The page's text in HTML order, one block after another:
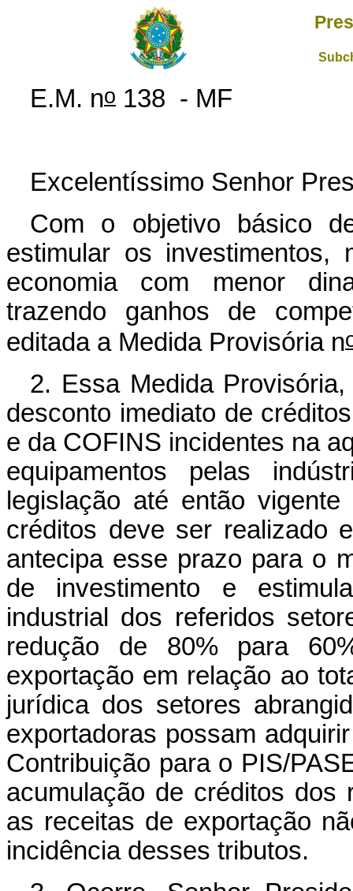
E.M. no 138 - MF
Excelentíssimo Senhor
Com o objetivo básico
estimular os investimentos,
economia com menor
trazendo ganhos de
editada a Medida Provisória n
2. Essa Medida
desconto imediato de
e da COFINS incidentes na
equipamentos pelas
legislação até então
créditos deve ser realizado
antecipa esse prazo para o
de investimento e
industrial dos referidos
redução de 80% para
exportação em relação ao
jurídica dos setores
exportadoras possam
Contribuição para o PIS/
acumulação de créditos dos
as receitas de exportação
incidência desses tributos.